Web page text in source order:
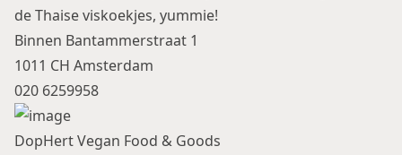
de Thaise viskoekjes, yummie!
Binnen Bantammerstraat 1
1011 CH Amsterdam
020 6259958
DopHert Vegan Food & Goods